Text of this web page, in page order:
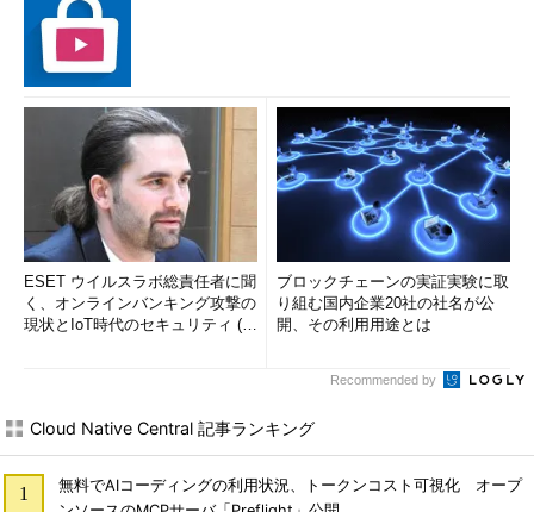
ESET ウイルスラボ総責任者に聞
く、オンラインバンキング攻撃の
現状とIoT時代のセキュリティ (1/
ブロックチェーンの実証実験に取
り組む国内企業20社の社名が公
開、その利用用途とは
Recommended by
Cloud Native Central 記事ランキング
無料でAIコーディングの利用状況、トークンコスト可視化 オープ